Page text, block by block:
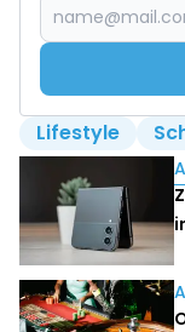
Lifestyle
Lees ook